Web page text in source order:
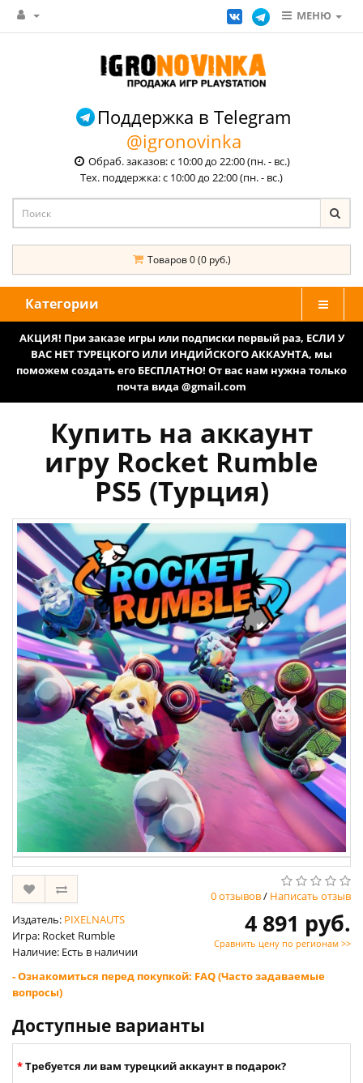
МЕНЮ
Поддержка в Telegram
@igronovinka
Обраб. заказов: с 10:00 до 22:00 (пн. - вс.)
Тех. поддержка: с 10:00 до 22:00 (пн. - вс.)
Товаров 0 (0 руб.)
Категории
АКЦИЯ! При заказе игры или подписки первый раз, ЕСЛИ У
ВАС НЕТ ТУРЕЦКОГО ИЛИ ИНДИЙСКОГО АККАУНТА, мы
поможем создать его БЕСПЛАТНО! От вас нам нужна только
почта вида @gmail.com
Купить на аккаунт
игру Rocket Rumble
PS5 (Турция)
0 отзывов/ Написать отзыв
Издатель: PIXELNAUTS
Игра: Rocket Rumble
Наличие: Есть в наличии
4 891 руб.
Сравнить цену по регионам >>
- Ознакомиться перед покупкой: FAQ (Часто задаваемые
вопросы)
Доступные варианты
Требуется ли вам турецкий аккаунт в подарок?